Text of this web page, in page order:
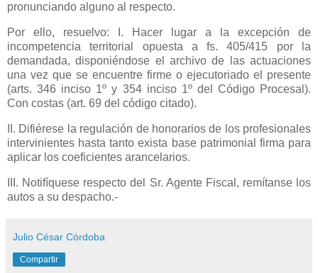
pronunciando alguno al respecto.
Por ello, resuelvo: I. Hacer lugar a la excepción de
incompetencia territorial opuesta a fs. 405/415 por la
demandada, disponiéndose el archivo de las actuaciones
una vez que se encuentre firme o ejecutoriado el presente
(arts. 346 inciso 1º y 354 inciso 1º del Código Procesal).
Con costas (art. 69 del código citado).
II. Difiérese la regulación de honorarios de los profesionales
intervinientes hasta tanto exista base patrimonial firma para
aplicar los coeficientes arancelarios.
III. Notifíquese respecto del Sr. Agente Fiscal, remítanse los
autos a su despacho.-
Julio César Córdoba
Compartir